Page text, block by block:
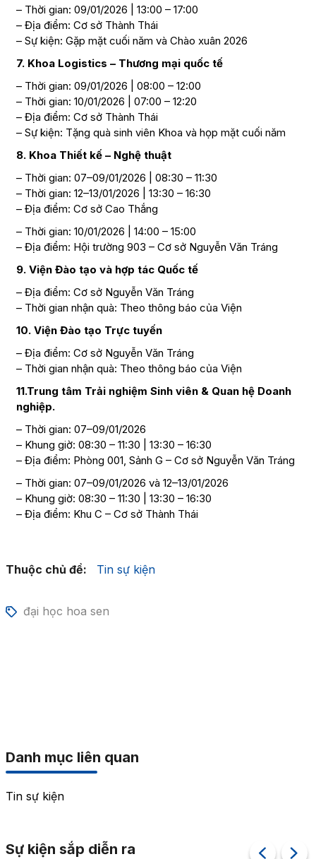
– Thời gian: 09/01/2026 | 13:00 – 17:00
– Địa điểm: Cơ sở Thành Thái
– Sự kiện: Gặp mặt cuối năm và Chào xuân 2026
7. Khoa Logistics – Thương mại quốc tế
– Thời gian: 09/01/2026 | 08:00 – 12:00
– Thời gian: 10/01/2026 | 07:00 – 12:20
– Địa điểm: Cơ sở Thành Thái
– Sự kiện: Tặng quà sinh viên Khoa và họp mặt cuối năm
8. Khoa Thiết kế – Nghệ thuật
– Thời gian: 07–09/01/2026 | 08:30 – 11:30
– Thời gian: 12–13/01/2026 | 13:30 – 16:30
– Địa điểm: Cơ sở Cao Thắng
– Thời gian: 10/01/2026 | 14:00 – 15:00
– Địa điểm: Hội trường 903 – Cơ sở Nguyễn Văn Tráng
9. Viện Đào tạo và hợp tác Quốc tế
– Địa điểm: Cơ sở Nguyễn Văn Tráng
– Thời gian nhận quà: Theo thông báo của Viện
10. Viện Đào tạo Trực tuyến
– Địa điểm: Cơ sở Nguyễn Văn Tráng
– Thời gian nhận quà: Theo thông báo của Viện
11.Trung tâm Trải nghiệm Sinh viên & Quan hệ Doanh
nghiệp.
– Thời gian: 07–09/01/2026
– Khung giờ: 08:30 – 11:30 | 13:30 – 16:30
– Địa điểm: Phòng 001, Sảnh G – Cơ sở Nguyễn Văn Tráng
– Thời gian: 07–09/01/2026 và 12–13/01/2026
– Khung giờ: 08:30 – 11:30 | 13:30 – 16:30
– Địa điểm: Khu C – Cơ sở Thành Thái
Thuộc chủ đề: Tin sự kiện
đại học hoa sen
Danh mục liên quan
Tin sự kiện
Sự kiện sắp diễn ra